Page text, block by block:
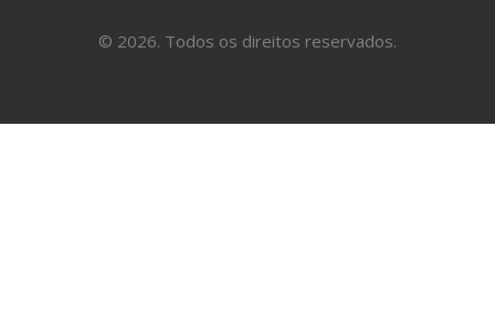
© 2026. Todos os direitos reservados.